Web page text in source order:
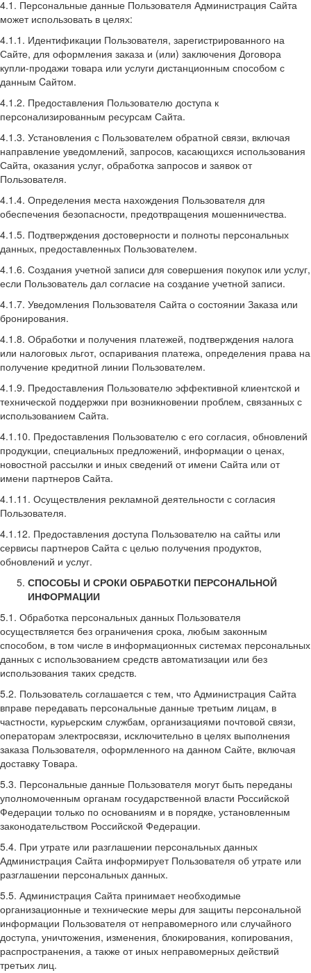
4.1. Персональные данные Пользователя Администрация Сайта
может использовать в целях:
4.1.1. Идентификации Пользователя, зарегистрированного на
Сайте, для оформления заказа и (или) заключения Договора
купли-продажи товара или услуги дистанционным способом с
данным Cайтом.
4.1.2. Предоставления Пользователю доступа к
персонализированным ресурсам Сайта.
4.1.3. Установления с Пользователем обратной связи, включая
направление уведомлений, запросов, касающихся использования
Сайта, оказания услуг, обработка запросов и заявок от
Пользователя.
4.1.4. Определения места нахождения Пользователя для
обеспечения безопасности, предотвращения мошенничества.
4.1.5. Подтверждения достоверности и полноты персональных
данных, предоставленных Пользователем.
4.1.6. Создания учетной записи для совершения покупок или услуг,
если Пользователь дал согласие на создание учетной записи.
4.1.7. Уведомления Пользователя Сайта о состоянии Заказа или
бронирования.
4.1.8. Обработки и получения платежей, подтверждения налога
или налоговых льгот, оспаривания платежа, определения права на
получение кредитной линии Пользователем.
4.1.9. Предоставления Пользователю эффективной клиентской и
технической поддержки при возникновении проблем, связанных с
использованием Сайта.
4.1.10. Предоставления Пользователю с его согласия, обновлений
продукции, специальных предложений, информации о ценах,
новостной рассылки и иных сведений от имени Сайта или от
имени партнеров Сайта.
4.1.11. Осуществления рекламной деятельности с согласия
Пользователя.
4.1.12. Предоставления доступа Пользователю на сайты или
сервисы партнеров Сайта с целью получения продуктов,
обновлений и услуг.
СПОСОБЫ И СРОКИ ОБРАБОТКИ ПЕРСОНАЛЬНОЙ
ИНФОРМАЦИИ
5.1. Обработка персональных данных Пользователя
осуществляется без ограничения срока, любым законным
способом, в том числе в информационных системах персональных
данных с использованием средств автоматизации или без
использования таких средств.
5.2. Пользователь соглашается с тем, что Администрация Сайта
вправе передавать персональные данные третьим лицам, в
частности, курьерским службам, организациями почтовой связи,
операторам электросвязи, исключительно в целях выполнения
заказа Пользователя, оформленного на данном Сайте, включая
доставку Товара.
5.3. Персональные данные Пользователя могут быть переданы
уполномоченным органам государственной власти Российской
Федерации только по основаниям и в порядке, установленным
законодательством Российской Федерации.
5.4. При утрате или разглашении персональных данных
Администрация Сайта информирует Пользователя об утрате или
разглашении персональных данных.
5.5. Администрация Сайта принимает необходимые
организационные и технические меры для защиты персональной
информации Пользователя от неправомерного или случайного
доступа, уничтожения, изменения, блокирования, копирования,
распространения, а также от иных неправомерных действий
третьих лиц.